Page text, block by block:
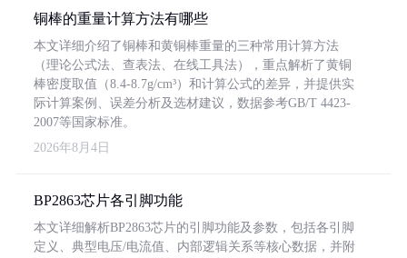
铜棒的重量计算方法有哪些
本文详细介绍了铜棒和黄铜棒重量的三种常用计算方法
（理论公式法、查表法、在线工具法），重点解析了黄铜
棒密度取值（8.4-8.7g/cm³）和计算公式的差异，并提供实
际计算案例、误差分析及选材建议，数据参考GB/T 4423-
2007等国家标准。
2026年8月4日
BP2863芯片各引脚功能
本文详细解析BP2863芯片的引脚功能及参数，包括各引脚
定义、典型电压/电流值、内部逻辑关系等核心数据，并附